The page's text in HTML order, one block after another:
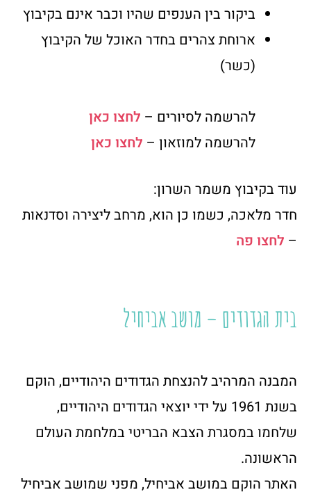
ביקור בין הענפים שהיו וכבר אינם בקיבוץ
ארוחת צהרים בחדר האוכל של הקיבוץ
(כשר)
להרשמה לסיורים – לחצו כאן
להרשמה למוזאון – לחצו כאן
עוד בקיבוץ משמר השרון:
חדר מלאכה, כשמו כן הוא, מרחב ליצירה וסדנאות
– לחצו פה
בית הגדודים – מושב אביחיל
המבנה המרהיב להנצחת הגדודים היהודיים, הוקם
בשנת 1961 על ידי יוצאי הגדודים היהודיים,
שלחמו במסגרת הצבא הבריטי במלחמת העולם
הראשונה.
האתר הוקם במושב אביחיל, מפני שמושב אביחיל